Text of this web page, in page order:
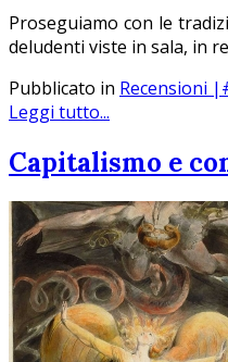
Proseguiamo con le
deludenti viste in sala, in
Pubblicato in Recensioni
Leggi tutto...
Capitalismo e